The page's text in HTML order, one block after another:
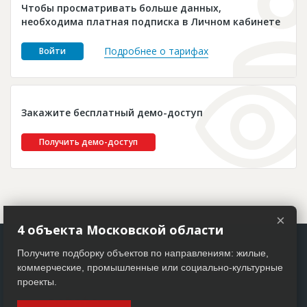
Платные услуги
Пресс-релизы
Чтобы просматривать больше данных,
необходима платная подписка в Личном кабинете
Войти Подробнее о тарифах
Закажите бесплатный демо-доступ
Получить демо-доступ
×
4 объекта Московской области
Получите подборку объектов по направлениям: жилые,
коммерческие, промышленные или социально-культурные
проекты.